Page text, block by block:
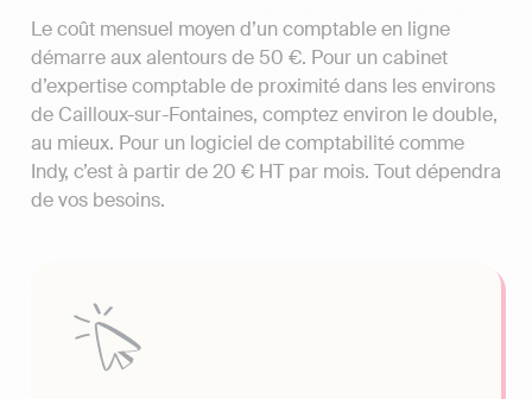
Le coût mensuel moyen d’un comptable en ligne
démarre aux alentours de 50 €. Pour un cabinet
d’expertise comptable de proximité dans les environs
de Cailloux-sur-Fontaines, comptez environ le double,
au mieux. Pour un logiciel de comptabilité comme
Indy, c’est à partir de 20 € HT par mois. Tout dépendra
de vos besoins.